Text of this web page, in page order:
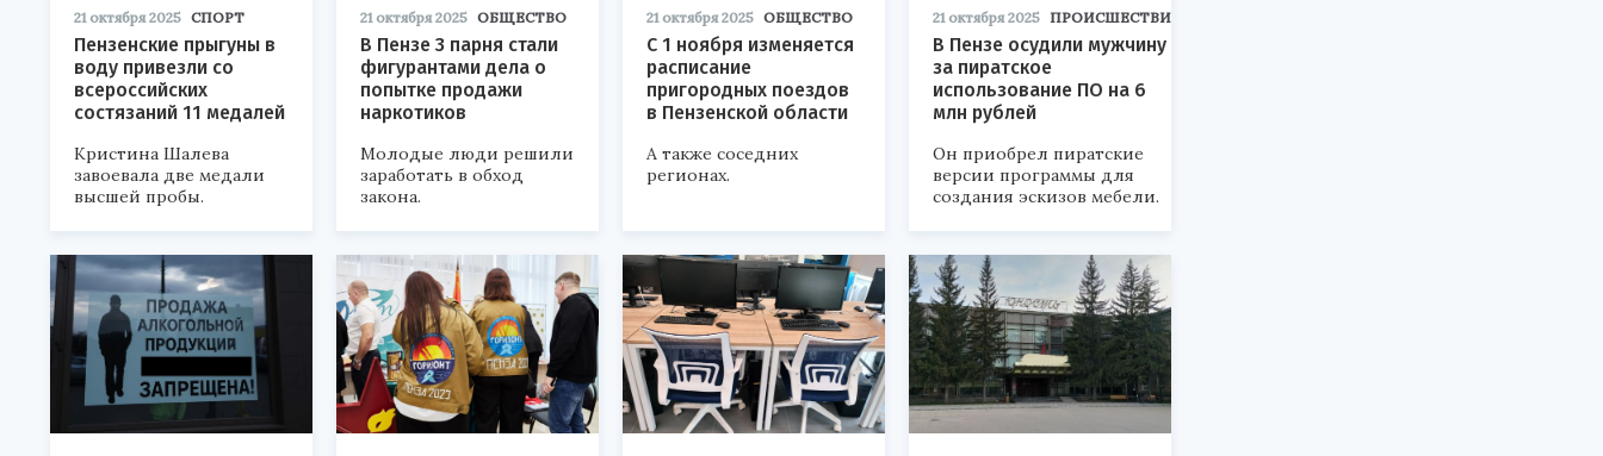
21 октября 2025 СПОРТ
Пензенские прыгуны в
воду привезли со
всероссийских
состязаний 11 медалей
Кристина Шалева
завоевала две медали
высшей пробы.
21 октября 2025 ОБЩЕСТВО
В Пензе 3 парня стали
фигурантами дела о
попытке продажи
наркотиков
Молодые люди решили
заработать в обход
закона.
21 октября 2025 ОБЩЕСТВО
С 1 ноября изменяется
расписание
пригородных поездов
в Пензенской области
А также соседних
регионах.
21 октября 2025 ПРОИСШЕСТВИЯ
В Пензе осудили мужчину
за пиратское
использование ПО на 6
млн рублей
Он приобрел пиратские
версии программы для
создания эскизов мебели.